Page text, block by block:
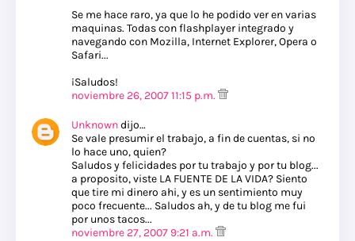
Se me hace raro, ya que lo he podido ver en varias
maquinas. Todas con flashplayer integrado y
navegando con Mozilla, Internet Explorer, Opera o
Safari...
¡Saludos!
noviembre 26, 2007 11:15 p.m.
Unknowndijo…
Se vale presumir el trabajo, a fin de cuentas, si no
lo hace uno, quien?
Saludos y felicidades por tu trabajo y por tu blog...
a proposito, viste LA FUENTE DE LA VIDA? Siento
que tire mi dinero ahi, y es un sentimiento muy
poco frecuente... Saludos ah, y de tu blog me fui
por unos tacos...
noviembre 27, 2007 9:21 a.m.